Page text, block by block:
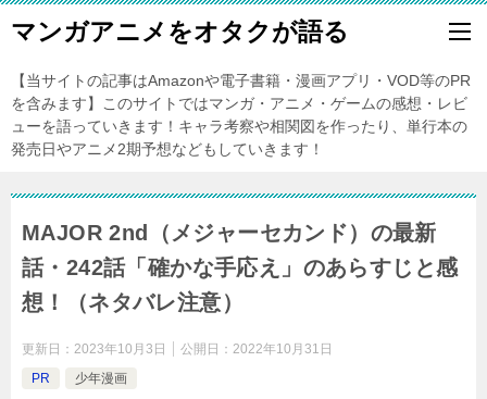
マンガアニメをオタクが語る
【当サイトの記事はAmazonや電子書籍・漫画アプリ・VOD等のPR
を含みます】このサイトではマンガ・アニメ・ゲームの感想・レビ
ューを語っていきます！キャラ考察や相関図を作ったり、単行本の
発売日やアニメ2期予想などもしていきます！
MAJOR 2nd（メジャーセカンド）の最新
話・242話「確かな手応え」のあらすじと感
想！（ネタバレ注意）
更新日： 2023年10月3日 公開日： 2022年10月31日
PR
少年漫画